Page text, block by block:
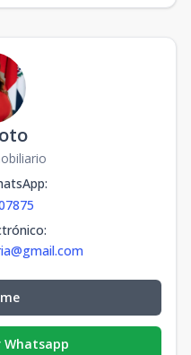
:
:
Whatsapp